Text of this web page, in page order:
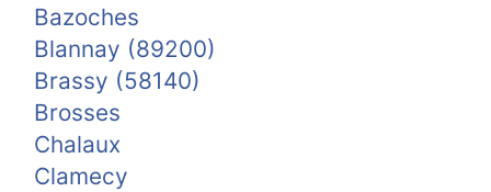
Bazoches
Blannay (89200)
Brassy (58140)
Brosses
Chalaux
Clamecy